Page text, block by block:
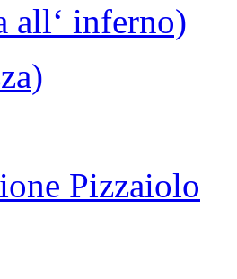
all‘ inferno)
Pizzaiolo